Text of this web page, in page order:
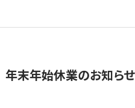
年末年始休業のお知らせ